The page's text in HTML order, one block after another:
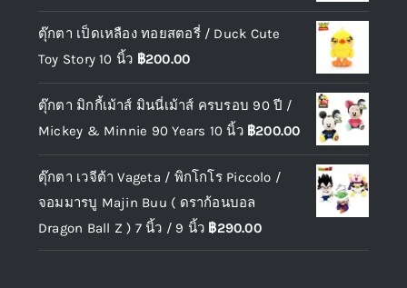
ตุ๊กตา เป็ดเหลือง ทอยสตอรี่ / Duck Cute
Toy Story 10 นิ้ว ฿200.00
ตุ๊กตา มิกกี้เม้าส์ มินนี่เม้าส์ ครบรอบ 90 ปี /
Mickey & Minnie 90 Years 10 นิ้ว ฿200.00
ตุ๊กตา เวจีต้า Vageta / พิกโกโร Piccolo /
จอมมารบู Majin Buu ( ดราก้อนบอล
Dragon Ball Z ) 7 นิ้ว / 9 นิ้ว ฿290.00